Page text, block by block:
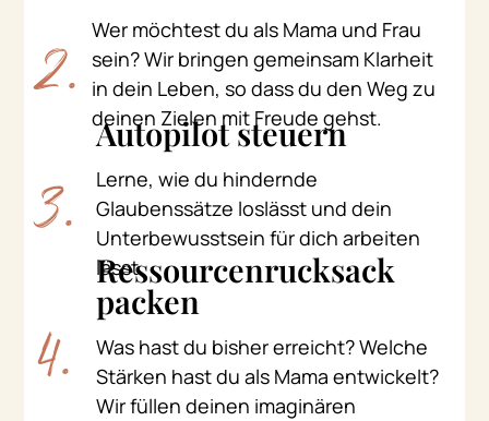
2.
Wer möchtest du als Mama und Frau
sein? Wir bringen gemeinsam Klarheit
in dein Leben, so dass du den Weg zu
deinen Zielen mit Freude gehst.
3.
Autopilot steuern
Lerne, wie du hindernde
Glaubenssätze loslässt und dein
Unterbewusstsein für dich arbeiten
lässt.
4.
Ressourcenrucksack
packen
Was hast du bisher erreicht? Welche
Stärken hast du als Mama entwickelt?
Wir füllen deinen imaginären